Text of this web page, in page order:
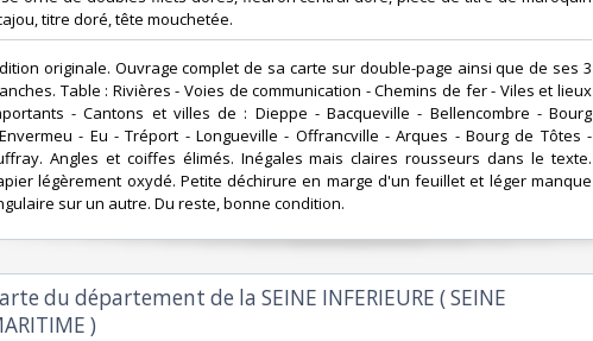
titre doré, tête mouchetée.‎
originale. Ouvrage complet de sa carte sur double-page ainsi que de ses 3
Table : Rivières - Voies de communication - Chemins de fer - Viles et lieux
- Cantons et villes de : Dieppe - Bacqueville - Bellencombre - Bourg
- Eu - Tréport - Longueville - Offrancville - Arques - Bourg de Tôtes -
Angles et coiffes élimés. Inégales mais claires rousseurs dans le texte.
légèrement oxydé. Petite déchirure en marge d'un feuillet et léger manque
sur un autre. Du reste, bonne condition.
du département de la SEINE INFERIEURE ( SEINE
)‎